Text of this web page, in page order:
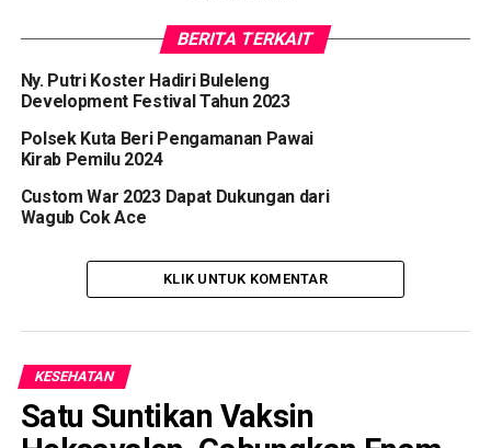
BERITA TERKAIT
Ny. Putri Koster Hadiri Buleleng
Development Festival Tahun 2023
Polsek Kuta Beri Pengamanan Pawai
Kirab Pemilu 2024
Custom War 2023 Dapat Dukungan dari
Wagub Cok Ace
KLIK UNTUK KOMENTAR
KESEHATAN
Satu Suntikan Vaksin